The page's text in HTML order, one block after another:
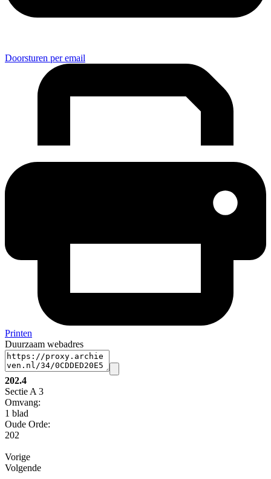
Doorsturen per email
Printen
Duurzaam webadres
202.4
Sectie A 3
Omvang:
1 blad
Oude Orde:
202
Vorige
Volgende